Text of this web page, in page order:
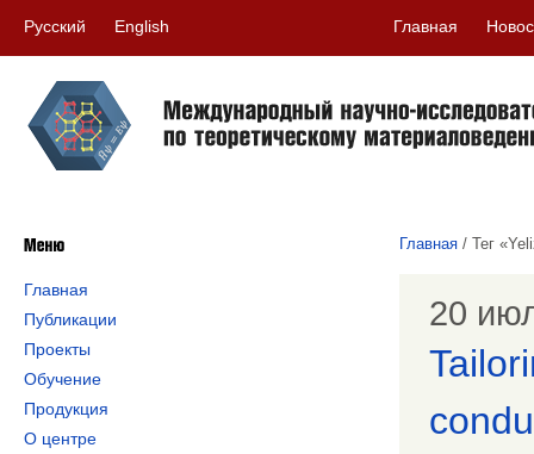
Русский English Главная
Главная
Публикации
Проекты
Обучение
Продукция
О центре
Главная / Тег
20